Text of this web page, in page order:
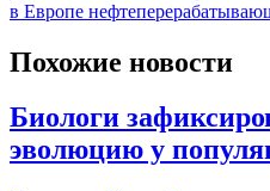
в Европе
Похожие новости
Биологи
эволюцию у